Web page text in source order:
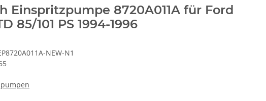
Einspritzpumpe 8720A011A für Ford
85/101 PS 1994-1996
NEW-N1